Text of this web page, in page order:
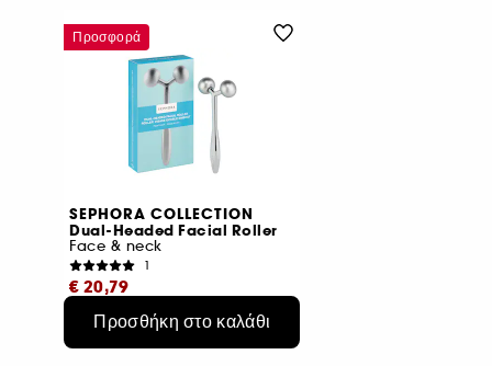
SEPHORA COLLECTION
Dual-Headed Facial Roller
Face & neck
1
€ 20,79
Αρχική τιμή : € 25,99 -20%
Προσθήκη στο καλάθι
Προσφορά